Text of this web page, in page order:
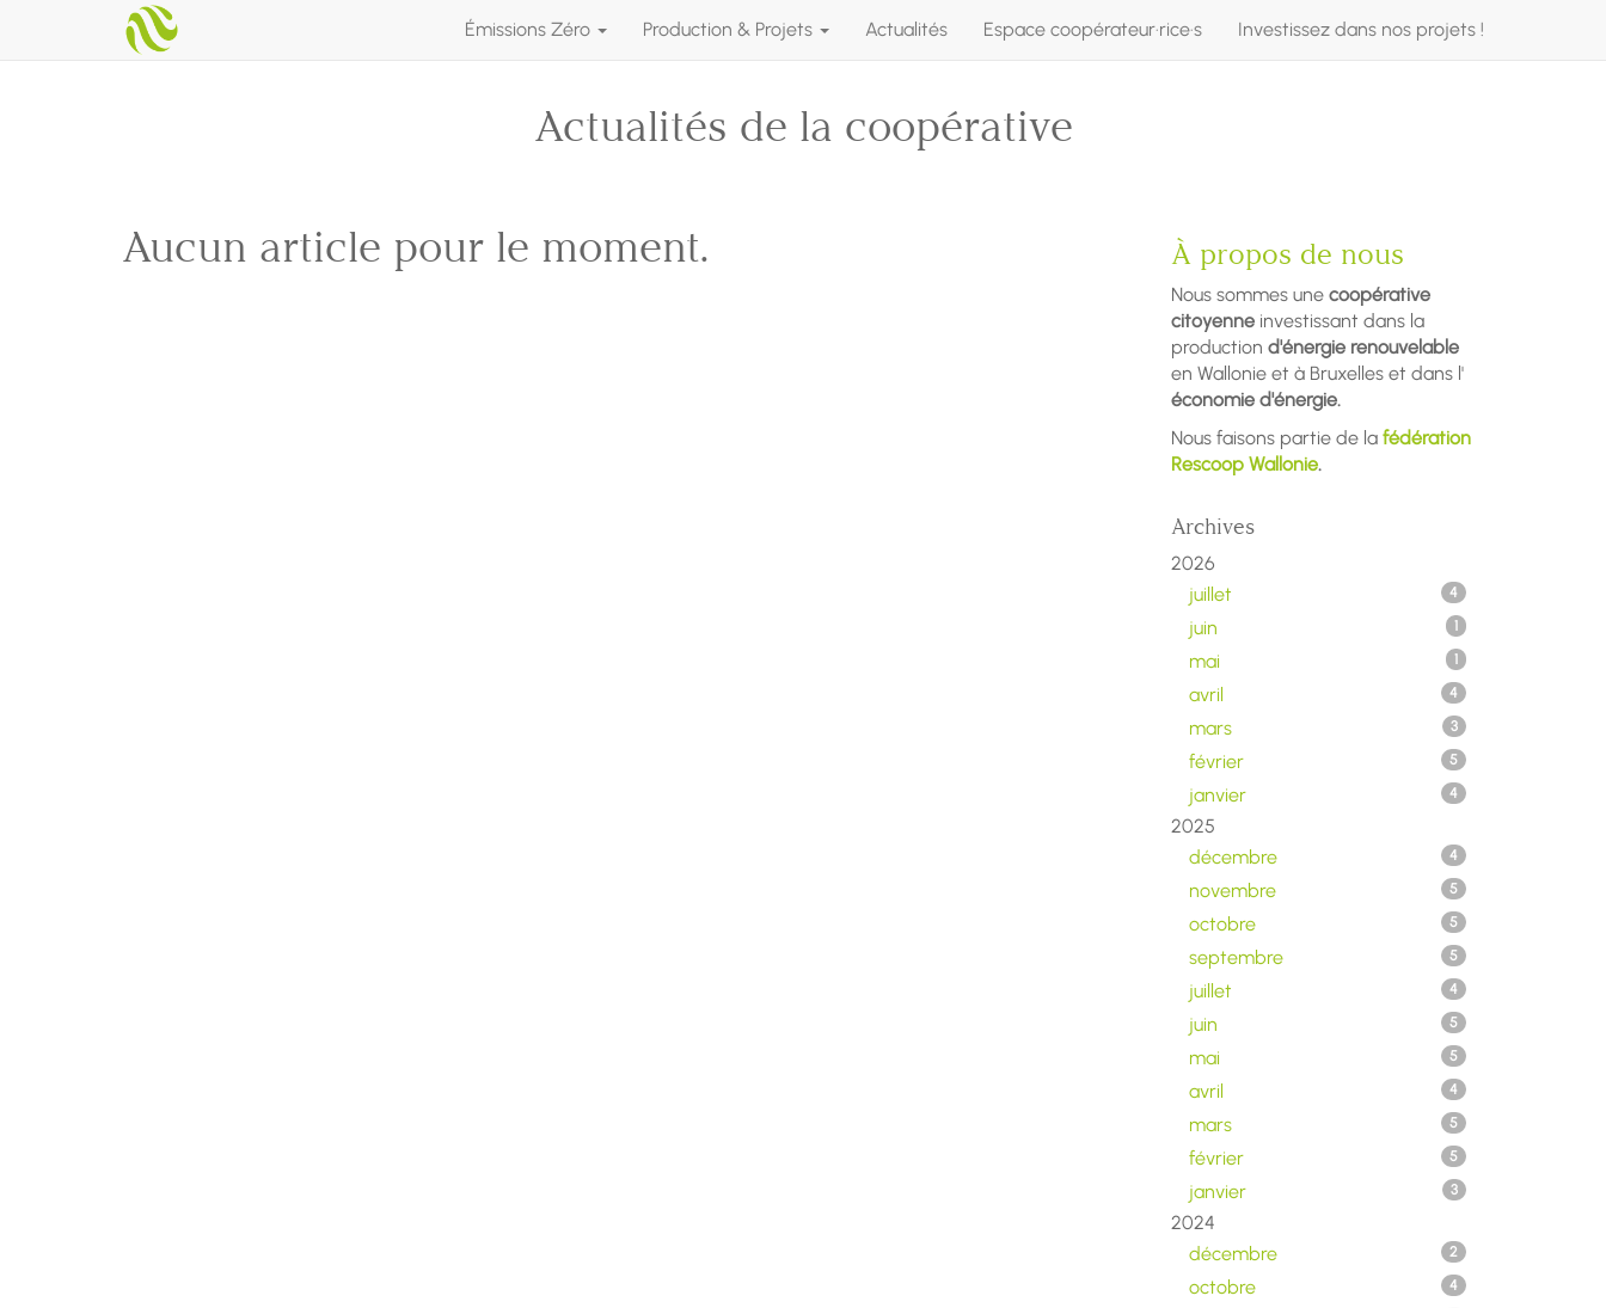
Émissions Zéro Production & Projets Actualités Espace coopérateur·rice·s Investissez dans nos projets !
Actualités de la coopérative
Aucun article pour le moment. À propos de nous
Nous sommes une coopérative
citoyenne investissant dans la
production d'énergie renouvelable
en Wallonie et à Bruxelles et dans l'
économie d'énergie.
Nous faisons partie de la fédération
Rescoop Wallonie.
Archives
2026
juillet
4
juin 1
mai 1
avril 4
mars 3
février 5
janvier 4
2025
décembre
4
novembre 5
octobre 5
septembre 5
juillet 4
juin 5
mai 5
avril 4
mars 5
février 5
janvier 3
2024
décembre
2
octobre 4